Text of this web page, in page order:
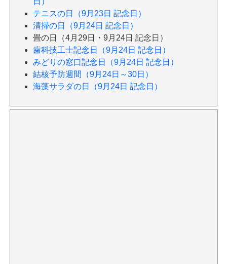
テニスの日（9月23日 記念日）
清掃の日（9月24日 記念日）
畳の日（4月29日・9月24日 記念日）
歯科技工士記念日（9月24日 記念日）
みどりの窓口記念日（9月24日 記念日）
結核予防週間（9月24日～30日）
海藻サラダの日（9月24日 記念日）